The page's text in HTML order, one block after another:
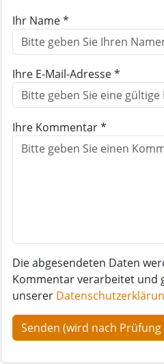
Ihr Name *
Ihre E-Mail-Adresse *
Ihre Kommentar *
Die abgesendeten Daten
Kommentar verarbeitet und
unserer